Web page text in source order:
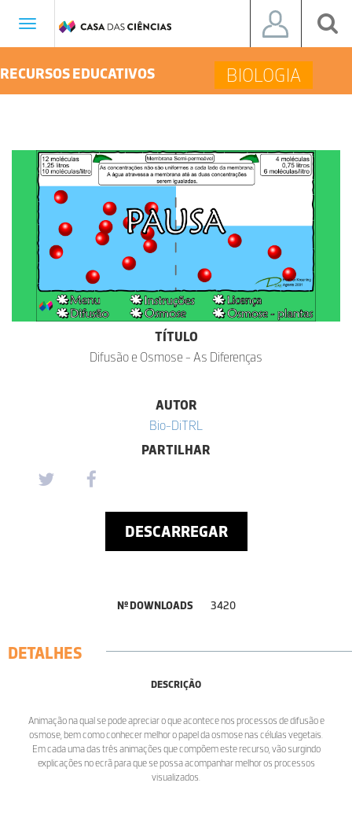
Toggle
RECURSOS EDUCATIVOS BIOLOGIA
TÍTULO
Difusão e Osmose - As Diferenças
AUTOR
Bio-DiTRL
PARTILHAR
DESCARREGAR
Nº DOWNLOADS 3420
DETALHES
DESCRIÇÃO
Animação na qual se pode apreciar o que acontece nos processos de difusão e
osmose, bem como conhecer melhor o papel da osmose nas células vegetais.
Em cada uma das três animações que compõem este recurso, vão surgindo
explicações no ecrã para que se possa acompanhar melhor os processos
visualizados.